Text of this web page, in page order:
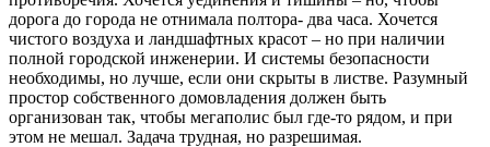
дорога до города не отнимала полтора- два часа. Хочется
чистого воздуха и ландшафтных красот – но при наличии
полной городской инженерии. И системы безопасности
необходимы, но лучше, если они скрыты в листве. Разумный
простор собственного домовладения должен быть
организован так, чтобы мегаполис был где-то рядом, и при
этом не мешал. Задача трудная, но разрешимая.